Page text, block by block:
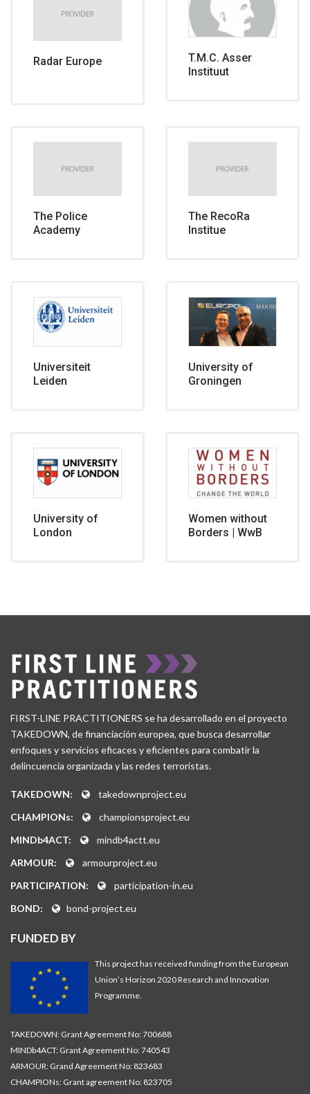
Radar Europe
T.M.C. Asser
Instituut
The Police
Academy
The RecoRa
Institue
Universiteit
Leiden
University of
Groningen
University of
London
Women without
Borders | WwB
FIRST-LINE PRACTITIONERS se ha desarrollado en el proyecto
TAKEDOWN, de financiación europea, que busca desarrollar
enfoques y servicios eficaces y eficientes para combatir la
delincuencia organizada y las redes terroristas.
TAKEDOWN:
takedownproject.eu
CHAMPIONs:
championsproject.eu
MINDb4ACT:
mindb4actt.eu
ARMOUR:
armourproject.eu
PARTICIPATION:
participation-in.eu
BOND:
bond-project.eu
FUNDED BY
This project has received funding from the European
Union’s Horizon 2020 Research and Innovation
Programme.
TAKEDOWN: Grant Agreement No: 700688
MINDb4ACT: Grant Agreement No: 740543
ARMOUR: Grand Agreement No: 823683
CHAMPIONs: Grant agreement No: 823705